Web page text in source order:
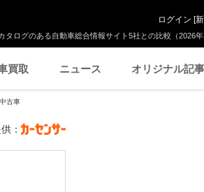
タログのある自動車総合情報サイト5社との比較（2026年
ログイン [
買取 ニュース オリジナル記事
古車
：